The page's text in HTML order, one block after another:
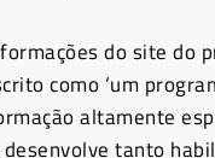
do site do
como ‘um
altamente
tanto